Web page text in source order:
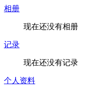
相册
现在还没有相册
记录
现在还没有记录
个人资料